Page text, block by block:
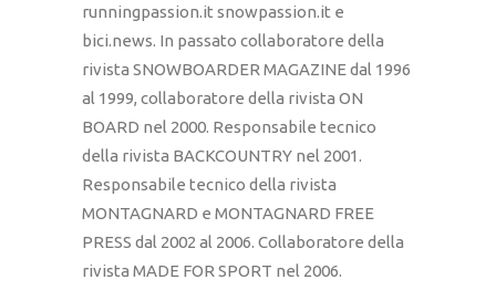
runningpassion.it snowpassion.it e
bici.news. In passato collaboratore della
rivista SNOWBOARDER MAGAZINE dal 1996
al 1999, collaboratore della rivista ON
BOARD nel 2000. Responsabile tecnico
della rivista BACKCOUNTRY nel 2001.
Responsabile tecnico della rivista
MONTAGNARD e MONTAGNARD FREE
PRESS dal 2002 al 2006. Collaboratore della
rivista MADE FOR SPORT nel 2006.